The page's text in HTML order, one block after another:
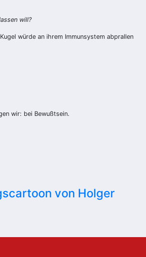
will?
würde an ihrem Immunsystem abprallen
wir: bei Bewußtsein.
von Holger